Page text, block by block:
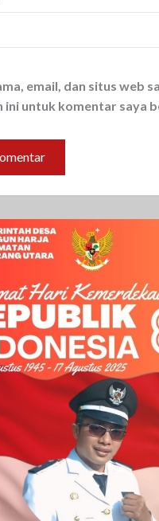
email, dan situs web
ini untuk komentar saya